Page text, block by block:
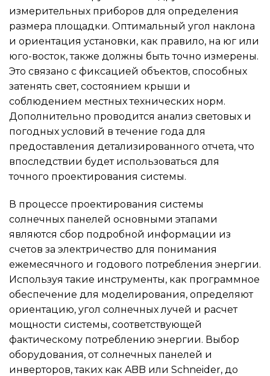
измерительных приборов для определения
размера площадки. Оптимальный угол наклона
и ориентация установки, как правило, на юг или
юго-восток, также должны быть точно измерены.
Это связано с фиксацией объектов, способных
затенять свет, состоянием крыши и
соблюдением местных технических норм.
Дополнительно проводится анализ световых и
погодных условий в течение года для
предоставления детализированного отчета, что
впоследствии будет использоваться для
точного проектирования системы.
В процессе проектирования системы
солнечных панелей основными этапами
являются сбор подробной информации из
счетов за электричество для понимания
ежемесячного и годового потребления энергии.
Используя такие инструменты, как программное
обеспечение для моделирования, определяют
ориентацию, угол солнечных лучей и расчет
мощности системы, соответствующей
фактическому потреблению энергии. Выбор
оборудования, от солнечных панелей и
инверторов, таких как ABB или Schneider, до